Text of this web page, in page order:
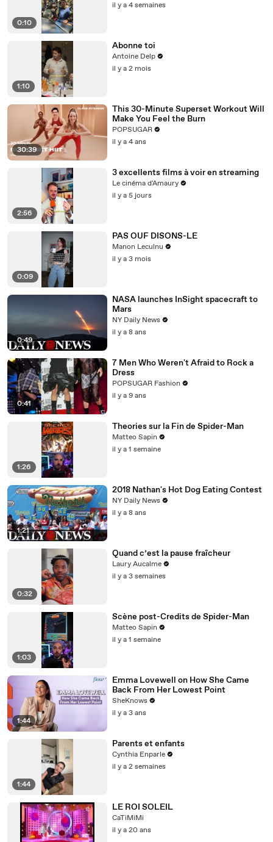
0:10
il y a 4 semaines
1:10
Abonne toi
Antoine Delp
il y a 2 mois
30:39
This 30-Minute Superset Workout Will
Make You Feel the Burn
POPSUGAR
il y a 4 ans
2:56
3 excellents films à voir en streaming
Le cinéma d'Amaury
il y a 5 jours
0:09
PAS OUF DISONS-LE
Manon Leculnu
il y a 3 mois
0:49
NASA launches InSight spacecraft to
Mars
NY Daily News
il y a 8 ans
0:41
7 Men Who Weren't Afraid to Rock a
Dress
POPSUGAR Fashion
il y a 9 ans
1:26
Theories sur la Fin de Spider-Man
Matteo Sapin
il y a 1 semaine
1:21
2018 Nathan's Hot Dog Eating Contest
NY Daily News
il y a 8 ans
0:32
Quand c’est la pause fraîcheur
Laury Aucalme
il y a 3 semaines
1:03
Scène post-Credits de Spider-Man
Matteo Sapin
il y a 1 semaine
1:44
Emma Lovewell on How She Came
Back From Her Lowest Point
SheKnows
il y a 3 ans
1:44
Parents et enfants
Cynthia Enparle
il y a 2 semaines
LE ROI SOLEIL
CaTiMiMi
il y a 20 ans